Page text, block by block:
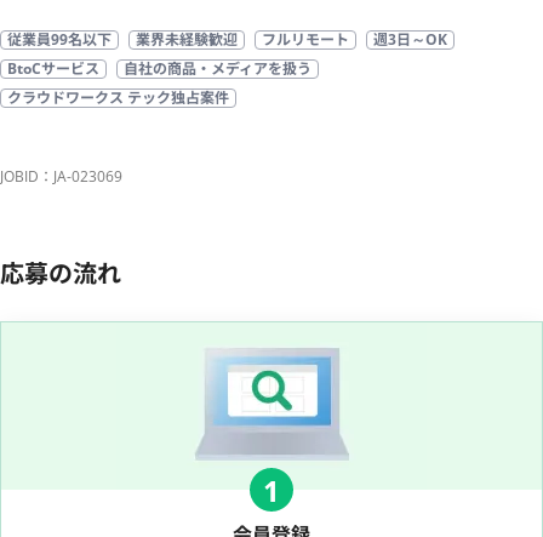
従業員99名以下 業界未経験歓迎 フルリモート
週3日～OK
BtoCサービス
自社の商品・メディアを扱う
クラウドワークス テック独占案件
JOBID：JA-023069
応募の流れ
1